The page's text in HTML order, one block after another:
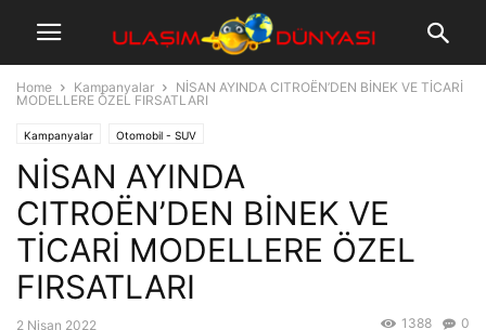
Home Kampanyalar
NİSAN AYINDA CITROËN’DEN BİNEK VE TİCARİ
MODELLERE ÖZEL FIRSATLARI
Kampanyalar Otomobil - SUV
NİSAN AYINDA
CITROËN’DEN BİNEK VE
TİCARİ MODELLERE ÖZEL
FIRSATLARI
2 Nisan 2022 0
1388